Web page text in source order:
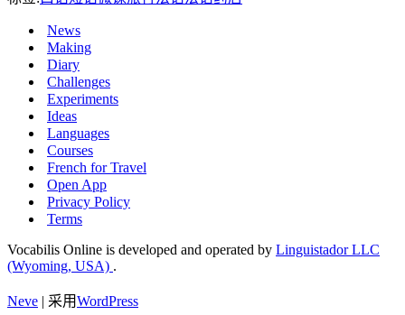
News
Making
Diary
Challenges
Experiments
Ideas
Languages
Courses
French for Travel
Open App
Privacy Policy
Terms
Vocabilis Online is developed and operated by Linguistador LLC
(Wyoming, USA) .
Neve | 采用WordPress